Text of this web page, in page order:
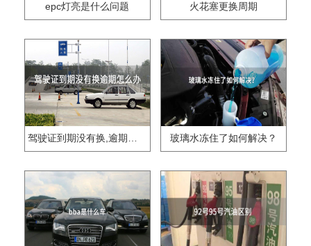
epc灯亮是什么问题 火花塞更换周期
驾驶证到期没有换,逾期怎么办?? 玻璃水冻住了如何解决？